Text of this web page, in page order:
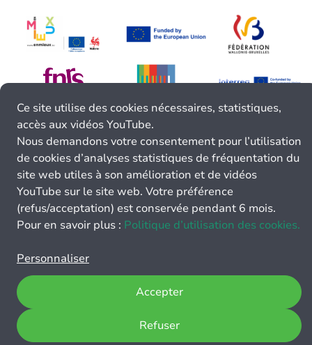
Ce site utilise des cookies nécessaires, statistiques,
accès aux vidéos YouTube.
Nous demandons votre consentement pour l’utilisation
de cookies d’analyses statistiques de fréquentation du
site web utiles à son amélioration et de vidéos
YouTube sur le site web. Votre préférence
(refus/acceptation) est conservée pendant 6 mois.
Pour en savoir plus : Politique d’utilisation des cookies.
Personnaliser
Refuser
Accepter